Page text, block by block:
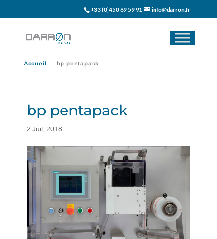
+33 (0)450 69 59 91 info@darron.fr
Accueil — bp pentapack
bp pentapack
2 Juil, 2018